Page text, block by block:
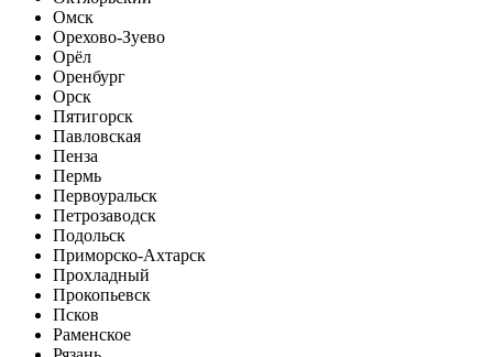
Омск
Орехово-Зуево
Орёл
Оренбург
Орск
Пятигорск
Павловская
Пенза
Пермь
Первоуральск
Петрозаводск
Подольск
Приморско-Ахтарск
Прохладный
Прокопьевск
Псков
Раменское